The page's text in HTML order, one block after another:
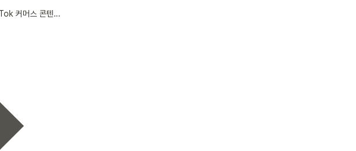
[인재풀 등록] 글로벌 TikTok 커머스 콘텐츠 마케터